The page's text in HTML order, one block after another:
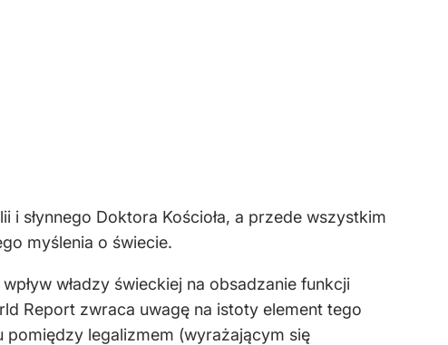
i słynnego Doktora Kościoła, a przede wszystkim
myślenia o świecie.
władzy świeckiej na obsadzanie funkcji
Report zwraca uwagę na istoty element tego
legalizmem (wyrażającym się